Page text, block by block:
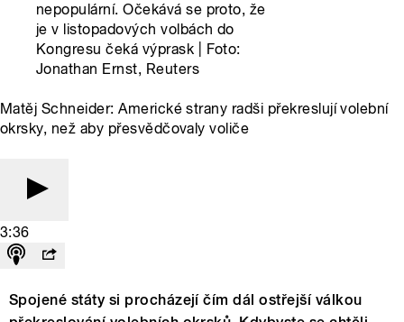
nepopulární. Očekává se proto, že
je v listopadových volbách do
Kongresu čeká výprask | Foto:
Jonathan Ernst, Reuters
Matěj Schneider: Americké strany radši překreslují volební
okrsky, než aby přesvědčovaly voliče
3:36
Spojené státy si procházejí čím dál ostřejší válkou